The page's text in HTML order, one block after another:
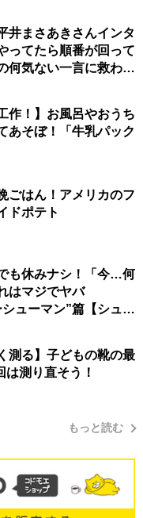
井まさあきさんインタ
ってたら順番が回って
何気ない一言に救われ
作！】お風呂やおうち
あそぼ！「牛乳パック
ごはん！アメリカのフ
ドポテト
も休みナシ！「今…何
はマジでヤバ
ューマン”篇【シュー
測る】子どもの靴の最
測り直そう！
もっと読む